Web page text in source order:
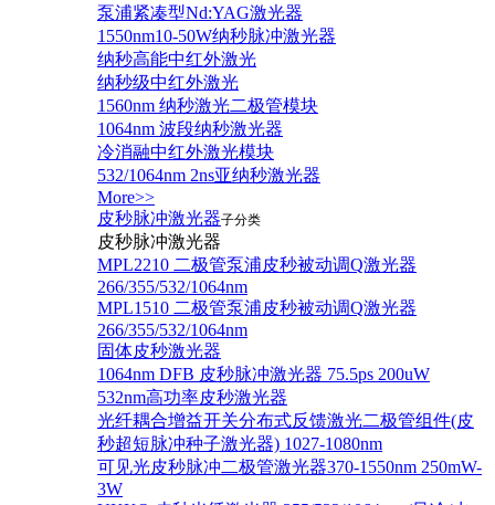
泵浦紧凑型Nd:YAG激光器
1550nm10-50W纳秒脉冲激光器
纳秒高能中红外激光
纳秒级中红外激光
1560nm 纳秒激光二极管模块
1064nm 波段纳秒激光器
冷消融中红外激光模块
532/1064nm 2ns亚纳秒激光器
More>>
皮秒脉冲激光器子分类
皮秒脉冲激光器
​MPL2210 二极管泵浦皮秒被动调Q激光器
266/355/532/1064nm
MPL1510 二极管泵浦皮秒被动调Q激光器
266/355/532/1064nm
固体皮秒激光器
1064nm DFB 皮秒脉冲激光器 75.5ps 200uW
532nm高功率皮秒激光器
光纤耦合增益开关分布式反馈激光二极管组件(皮
秒超短脉冲种子激光器) 1027-1080nm
可见光皮秒脉冲二极管激光器370-1550nm 250mW-
3W